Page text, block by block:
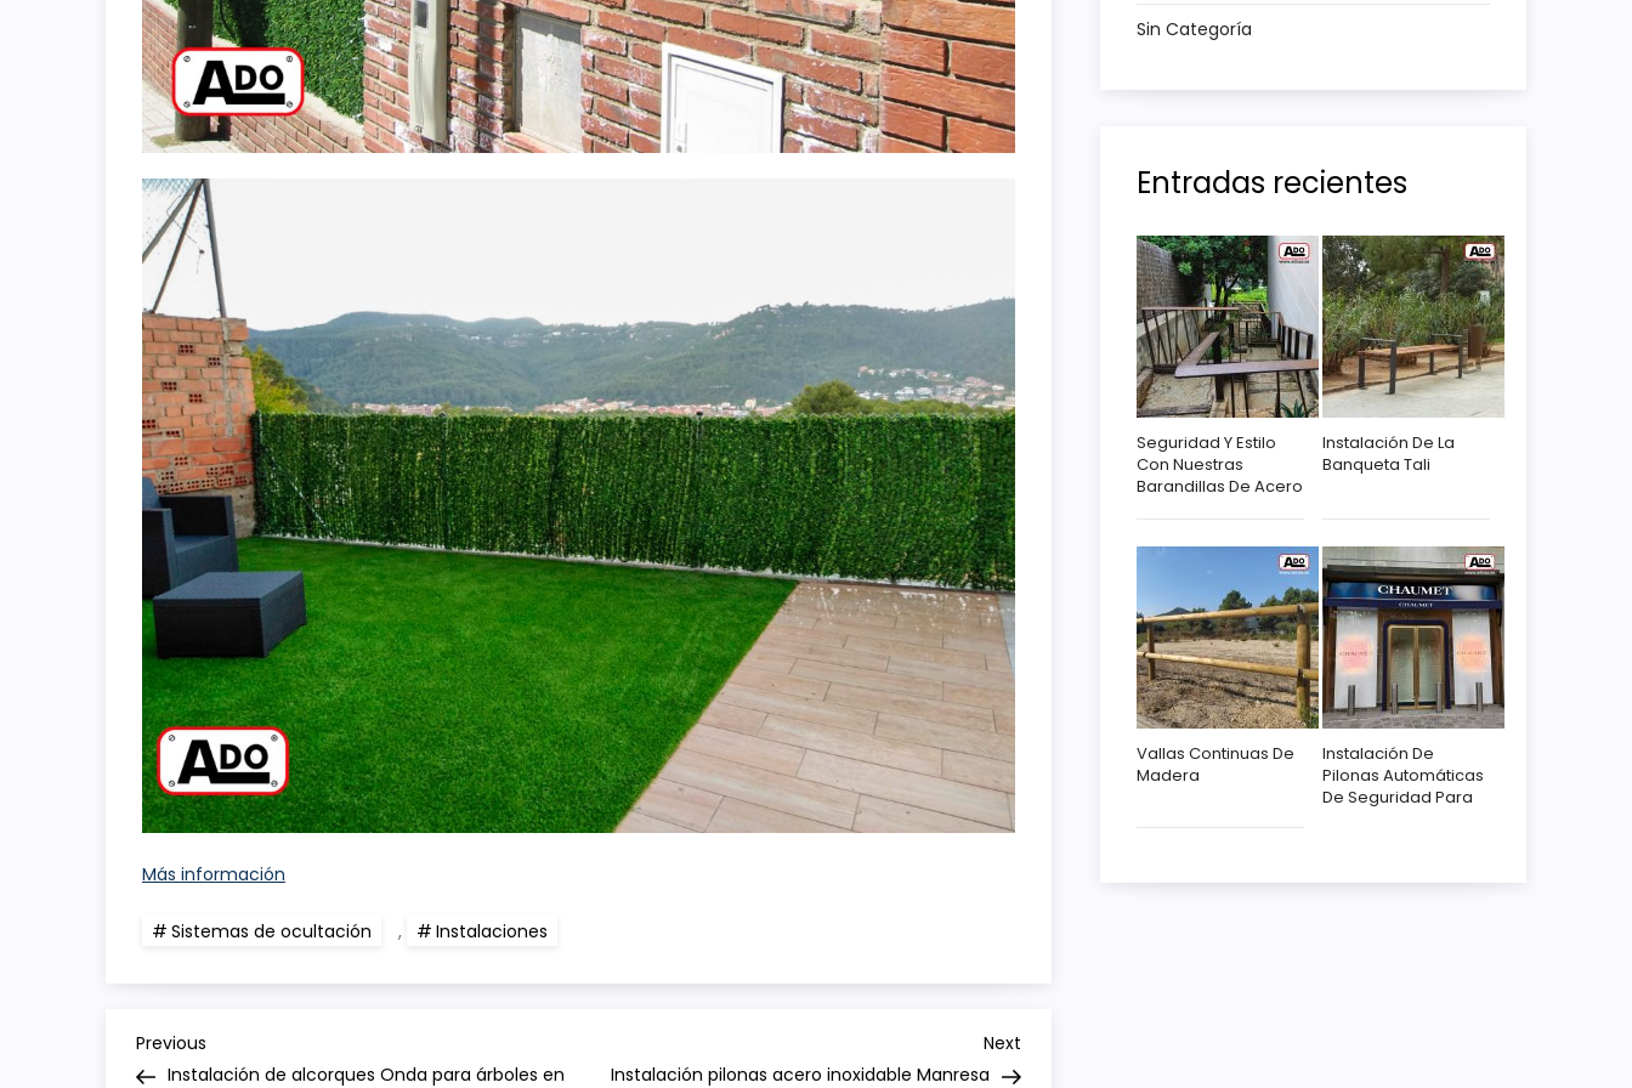
Más información
Sistemas de ocultación , Instalaciones
N
Previous
Post
Previous
Instalación de alcorques Onda para árboles en
Post
Next
Instalación pilonas acero inoxidable Manresa
Sin Categoría
Entradas recientes
Seguridad Y Estilo
Con Nuestras
Barandillas De Acero
Instalación De La
Banqueta Tali
Vallas Continuas De
Madera
Instalación De
Pilonas Automáticas
De Seguridad Para